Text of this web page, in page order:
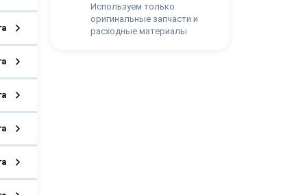
Используем только
оригинальные запчасти и
расходные материалы